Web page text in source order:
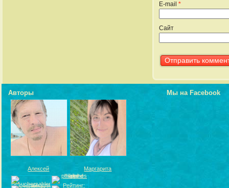
E-mail *
Сайт
Авторы
Алексей Маргарита
Мы на Facebook